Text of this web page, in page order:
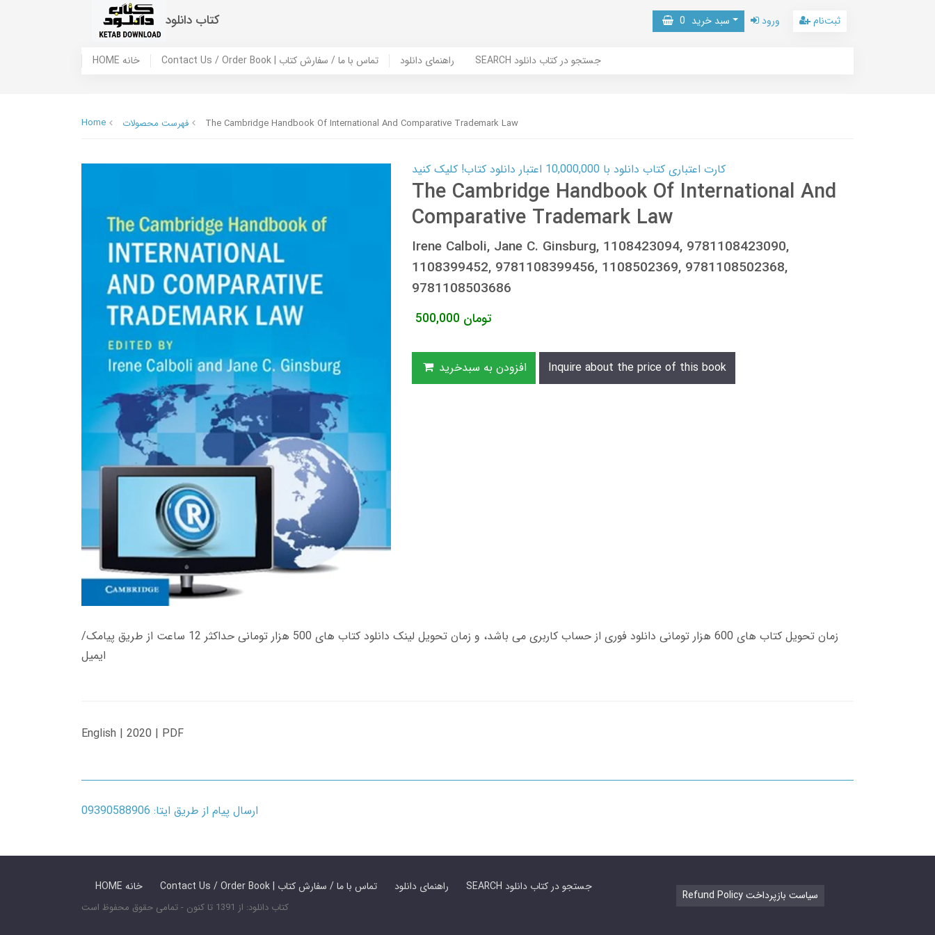
کتاب دانلود سبد خرید 0 ورود ثبت‌نام
HOME خانه Contact Us / Order Book | تماس با ما / سفارش کتاب راهنمای دانلود SEARCH جستجو در کتاب دانلود
Home فهرست محصولات The Cambridge Handbook Of International And Comparative Trademark Law
کارت اعتباری کتاب دانلود با 10,000,000 اعتبار دانلود کتاب! کلیک کنید
The Cambridge Handbook Of International And
Comparative Trademark Law
Irene Calboli, Jane C. Ginsburg, 1108423094, 9781108423090,
1108399452, 9781108399456, 1108502369, 9781108502368,
9781108503686
500,000 تومان
افزودن به سبدخرید Inquire about the price of this book
زمان تحویل کتاب های 600 هزار تومانی دانلود فوری از حساب کاربری می باشد، و زمان تحویل لینک دانلود کتاب های 500 هزار تومانی حداکثر 12 ساعت از طریق پیامک/
ایمیل
English | 2020 | PDF
ارسال پیام از طریق ایتا: 09390588906
HOME خانه Contact Us / Order Book | تماس با ما / سفارش کتاب راهنمای دانلود SEARCH جستجو در کتاب دانلود
کتاب دانلود: از 1391 تا کنون - تمامی حقوق محفوظ است
Refund Policy سیاست بازپرداخت